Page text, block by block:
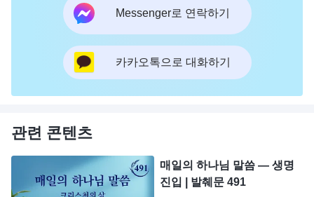
Messenger로 연락하기
카카오톡으로 대화하기
관련 콘텐츠
매일의 하나님 말씀 ― 생명
진입 | 발췌문 491